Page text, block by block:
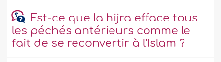
Est-ce que la hijra efface tous
les péchés antérieurs comme le
fait de se reconvertir à l'Islam ?